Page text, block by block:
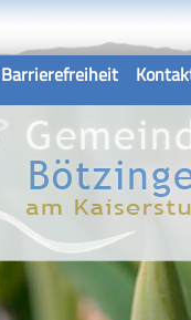
Barrierefreiheit